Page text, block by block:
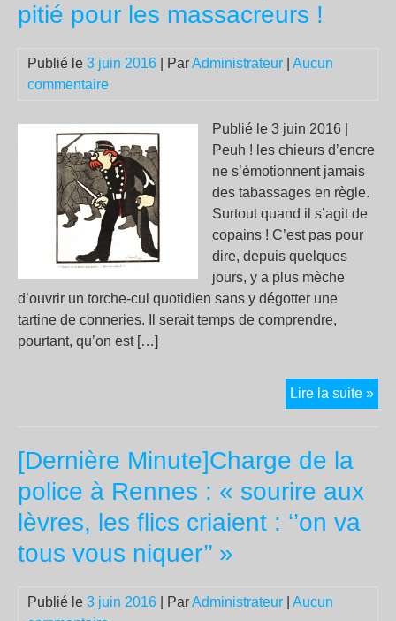
pitié pour les massacreurs !
Publié le 3 juin 2016 | ParAdministrateur
Aucun
commentaire
Publié le 3 juin 2016 |
Peuh ! les chieurs d’encre
ne s’émotionnent jamais
des tabassages en règle.
Surtout quand il s’agit de
copains ! C’est pas pour
dire, depuis quelques
jours, y a plus mèche
d’ouvrir un torche-cul quotidien sans y dégotter une
tartine de conneries. Il serait temps de comprendre,
pourtant, qu’on est […]
Lire la suite »
[Dernière Minute]Charge de la
police à Rennes : « sourire aux
lèvres, les flics criaient : ‘’on va
tous vous niquer’’ »
Publié le 3 juin 2016 | ParAdministrateur
Aucun